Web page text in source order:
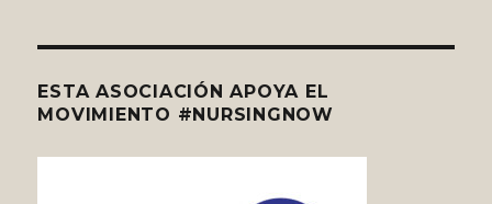
ESTA ASOCIACIÓN APOYA EL
MOVIMIENTO #NURSINGNOW